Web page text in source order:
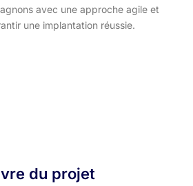
avec une approche agile et
une implantation réussie.
du projet